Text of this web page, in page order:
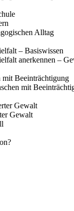
Alltag
– Basiswissen
anerkennen –
mit Beeinträchtigung
mit
Gewalt
Gewalt